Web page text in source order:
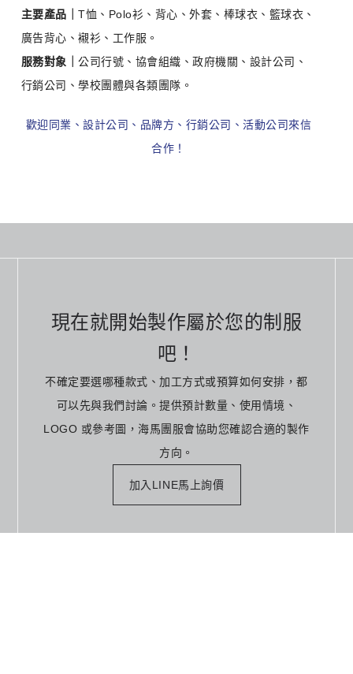
主要產品｜T恤、Polo衫、背心、外套、棒球衣、籃球衣、
廣告背心、襯衫、工作服。
服務對象｜公司行號、協會組織、政府機關、設計公司、
行銷公司、學校團體與各類團隊。
歡迎同業、設計公司、品牌方、行銷公司、活動公司來信
合作！
現在就開始製作屬於您的制服
吧！
不確定要選哪種款式、加工方式或預算如何安排，都
可以先與我們討論。提供預計數量、使用情境、
LOGO 或參考圖，海馬團服會協助您確認合適的製作
方向。
加入LINE馬上詢價